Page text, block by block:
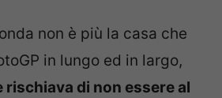
non è più la casa che
in lungo ed in largo,
rischiava di non essere al